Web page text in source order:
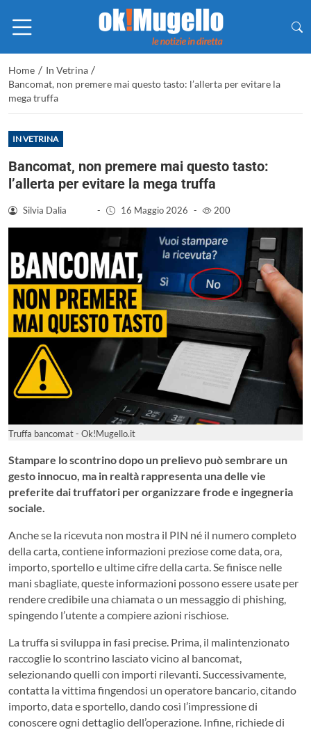
Home / In Vetrina /
Bancomat, non premere mai questo tasto: l’allerta per evitare la
mega truffa
IN VETRINA
Bancomat, non premere mai questo tasto:
l’allerta per evitare la mega truffa
Silvia Dalia - 16 Maggio 2026 - 200
Truffa bancomat - Ok!Mugello.it
Stampare lo scontrino dopo un prelievo può sembrare un
gesto innocuo, ma in realtà rappresenta una delle vie
preferite dai truffatori per organizzare frode e ingegneria
sociale.
Anche se la ricevuta non mostra il PIN né il numero completo
della carta, contiene informazioni preziose come data, ora,
importo, sportello e ultime cifre della carta. Se finisce nelle
mani sbagliate, queste informazioni possono essere usate per
rendere credibile una chiamata o un messaggio di phishing,
spingendo l’utente a compiere azioni rischiose.
La truffa si sviluppa in fasi precise. Prima, il malintenzionato
raccoglie lo scontrino lasciato vicino al bancomat,
selezionando quelli con importi rilevanti. Successivamente,
contatta la vittima fingendosi un operatore bancario, citando
importo, data e sportello, dando così l’impressione di
conoscere ogni dettaglio dell’operazione. Infine, richiede di